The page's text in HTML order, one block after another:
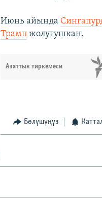
Июнь айында
Трамп жолугушкан.
Азаттык тиркемеси
Бөлүшүңүз